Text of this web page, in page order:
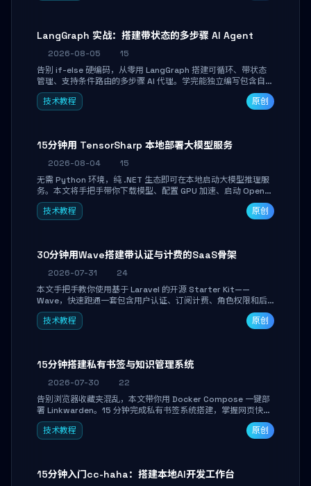
LangGraph 实战：搭建带状态的多步骤 AI Agent
2026-08-05
15
告别 if-else 硬编码，从零用 LangGraph 搭建可循环、带状态
管理、支持条件路由的多步骤 AI 代理。学完能独立编写包含自动
决策、工具调用和持久化状态的复杂工作流，并避开递归溢出、
状态丢失等常见坑点。
技术教程 原创
15分钟用 TensorSharp 本地部署大模型服务
2026-08-04
15
无需 Python 环境，纯 .NET 生态即可在本地启动大模型推理服
务。本文将手把手带你下载模型、配置 GPU 加速、启动 OpenAI
兼容 API，并在 C# 业务代码中无缝调用。数据不出网，零门槛
搞定本地 LLM 部署。
技术教程 原创
30分钟用Wave搭建带认证与计费的SaaS骨架
2026-07-31
24
本文手把手教你使用基于 Laravel 的开源 Starter Kit——
Wave，快速跑通一套包含用户认证、订阅计费、角色权限和后
台管理的完整 SaaS 骨架。附带 Stripe 测试支付对接与自定义
业务页面开发实战，助你省去重复基建时间，将精力聚焦于核心
技术教程 原创
15分钟搭建私有书签与知识管理系统
2026-07-30
22
告别浏览器收藏夹混乱，本文带你用 Docker Compose 一键部
署 Linkwarden。15 分钟完成私有书签系统搭建，掌握网页快照
归档、高亮批注、分类管理与全文搜索。适合开发者与知识工作
者打造个人知识库，资料统一归档，随时检索。
技术教程 原创
15分钟入门cc-haha：搭建本地AI开发工作台